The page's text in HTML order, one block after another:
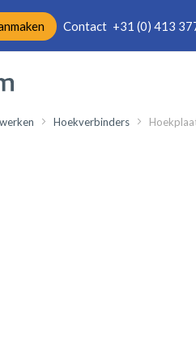
Contact +31 (0) 413
Hoekverbinders